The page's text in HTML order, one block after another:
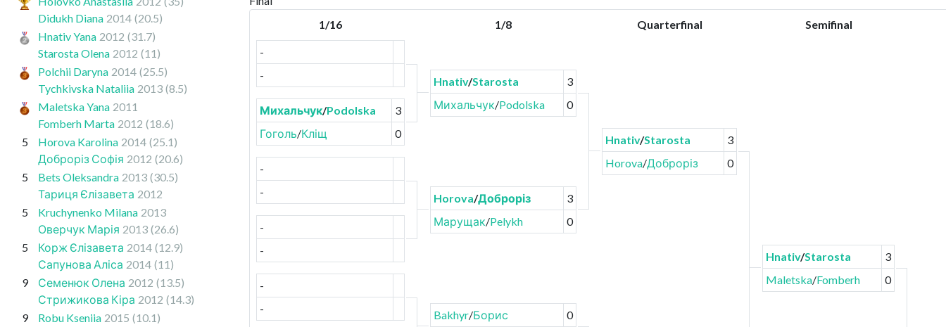
Didukh Diana 2014 (20.5)
Hnativ Yana 2012 (31.7)
Starosta Olena 2012 (11)
Polchii Daryna 2014 (25.5)
Tychkivska Nataliia 2013 (8.5)
Maletska Yana 2011
Fomberh Marta 2012 (18.6)
5
Horova Karolina 2014 (25.1)
Доброріз Софія 2012 (20.6)
5
Bets Oleksandra 2013 (30.5)
Тариця Єлізавета 2012
5
Kruchynenko Milana 2013
Оверчук Марія 2013 (26.6)
5
Корж Єлізавета 2014 (12.9)
Сапунова Аліса 2014 (11)
9
Семенюк Олена 2012 (13.5)
Стрижикова Кіра 2012 (14.3)
9
Robu Kseniia 2015 (10.1)
1/16
1/8 Quarterfinal Semifinal
-
-
Михальчук/Podolska
3
Гоголь/Кліщ 0
-
-
-
-
-
-
Hnativ/Starosta
3
Михальчук/Podolska 0
Horova/Доброріз
3
Марущак/Pelykh 0
Bakhyr/Борис
0
Hnativ/Starosta
3
Horova/Доброріз 0
Hnativ/Starosta
3
Maletska/Fomberh 0